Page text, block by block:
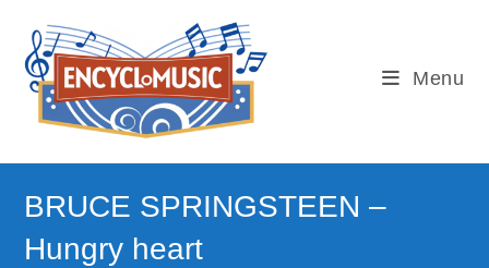
content
Menu
BRUCE SPRINGSTEEN –
Hungry heart